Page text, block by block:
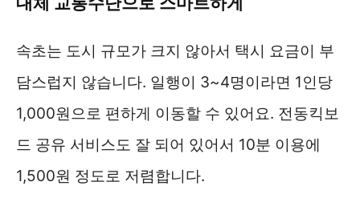
속초는 도시 규모가 크지 않아서 택시 요금이 부
담스럽지 않습니다. 일행이 3~4명이라면 1인당
1,000원으로 편하게 이동할 수 있어요. 전동킥보
드 공유 서비스도 잘 되어 있어서 10분 이용에
1,500원 정도로 저렴합니다.